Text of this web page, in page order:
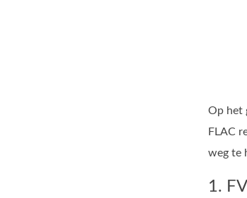
Op het
FLAC
weg te
1.